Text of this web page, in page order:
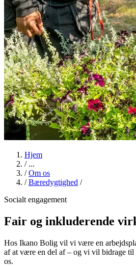
Hjem
/ ...
/ Om os
/ Bæredygtighed /
Socialt engagement
Fair og inkluderende
Hos Ikano Bolig vil vi være en
af at være en del af – og vi vil bidrage
os.